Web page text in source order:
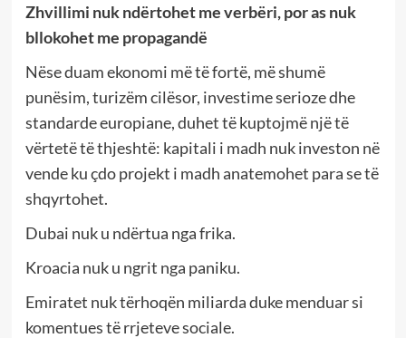
Zhvillimi nuk ndërtohet me verbëri, por as nuk
bllokohet me propagandë
Nëse duam ekonomi më të fortë, më shumë
punësim, turizëm cilësor, investime serioze dhe
standarde europiane, duhet të kuptojmë një të
vërtetë të thjeshtë: kapitali i madh nuk investon në
vende ku çdo projekt i madh anatemohet para se të
shqyrtohet.
Dubai nuk u ndërtua nga frika.
Kroacia nuk u ngrit nga paniku.
Emiratet nuk tërhoqën miliarda duke menduar si
komentues të rrjeteve sociale.